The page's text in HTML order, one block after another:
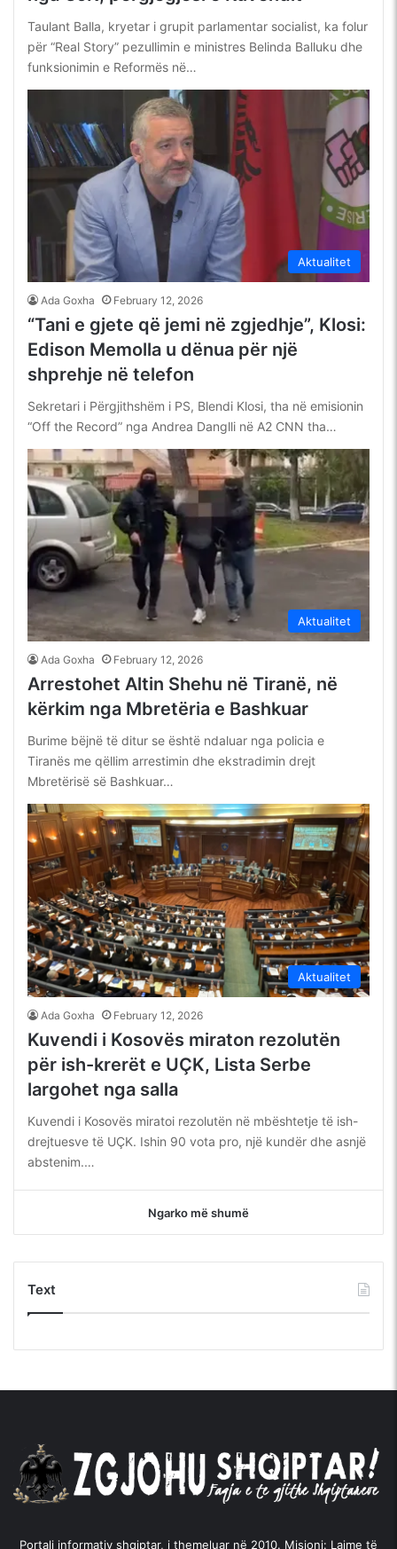
Taulant Balla, kryetar i grupit parlamentar socialist, ka folur
për “Real Story” pezullimin e ministres Belinda Balluku dhe
funksionimin e Reformës në…
Aktualitet
Ada Goxha February 12, 2026
“Tani e gjete që jemi në zgjedhje”, Klosi:
Edison Memolla u dënua për një
shprehje në telefon
Sekretari i Përgjithshëm i PS, Blendi Klosi, tha në emisionin
“Off the Record” nga Andrea Danglli në A2 CNN tha…
Aktualitet
Ada Goxha February 12, 2026
Arrestohet Altin Shehu në Tiranë, në
kërkim nga Mbretëria e Bashkuar
Burime bëjnë të ditur se është ndaluar nga policia e
Tiranës me qëllim arrestimin dhe ekstradimin drejt
Mbretërisë së Bashkuar…
Aktualitet
Ada Goxha February 12, 2026
Kuvendi i Kosovës miraton rezolutën
për ish-krerët e UÇK, Lista Serbe
largohet nga salla
Kuvendi i Kosovës miratoi rezolutën në mbështetje të ish-
drejtuesve të UÇK. Ishin 90 vota pro, një kundër dhe asnjë
abstenim.…
Ngarko më shumë
Text
Portali informativ shqiptar, i themeluar në 2010. Misioni: Lajme të